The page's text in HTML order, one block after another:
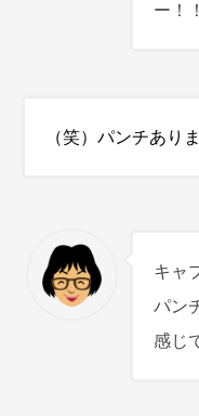
ー！
（笑）パンチあり
キャ
パン
感じ